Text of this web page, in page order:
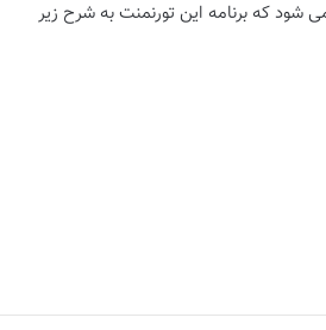
شود که برنامه این تورنمنت به شرح زیر